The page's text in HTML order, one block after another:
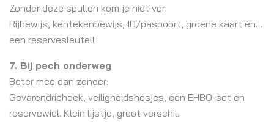
Zonder deze spullen kom je niet ver:
Rijbewijs, kentekenbewijs, ID/paspoort, groene kaart én…
een reservesleutel!
7. Bij pech onderweg
Beter mee dan zonder:
Gevarendriehoek, veiligheidshesjes, een EHBO-set en
reservewiel. Klein lijstje, groot verschil.